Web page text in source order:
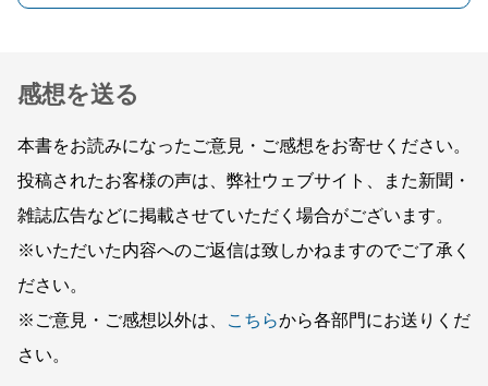
感想を送る
本書をお読みになったご意見・ご感想をお寄せください。
投稿されたお客様の声は、弊社ウェブサイト、また新聞・
雑誌広告などに掲載させていただく場合がございます。
※いただいた内容へのご返信は致しかねますのでご了承く
ださい。
※ご意見・ご感想以外は、
こちらから各部門にお送りくだ
さい。